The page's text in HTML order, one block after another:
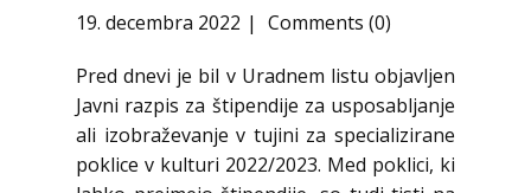
19. decembra 2022 Comments (0)
Pred dnevi je bil v Uradnem listu objavljen
Javni razpis za štipendije za usposabljanje
ali izobraževanje v tujini za specializirane
poklice v kulturi 2022/2023. Med poklici, ki